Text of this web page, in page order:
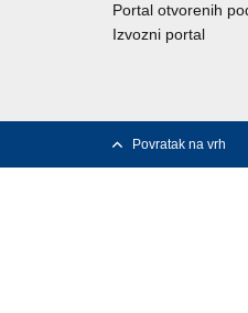
Portal otvorenih
Izvozni portal
Povratak na vrh